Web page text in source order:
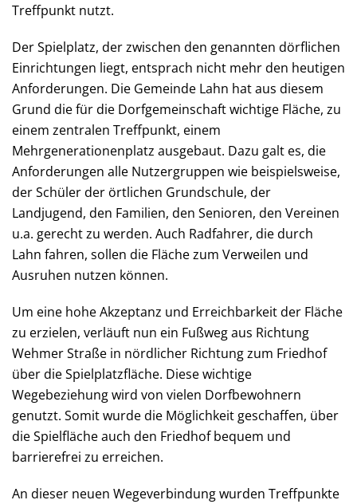
Treffpunkt nutzt.
Der Spielplatz, der zwischen den genannten dörflichen
Einrichtungen liegt, entsprach nicht mehr den heutigen
Anforderungen. Die Gemeinde Lahn hat aus diesem
Grund die für die Dorfgemeinschaft wichtige Fläche, zu
einem zentralen Treffpunkt, einem
Mehrgenerationenplatz ausgebaut. Dazu galt es, die
Anforderungen alle Nutzergruppen wie beispielsweise,
der Schüler der örtlichen Grundschule, der
Landjugend, den Familien, den Senioren, den Vereinen
u.a. gerecht zu werden. Auch Radfahrer, die durch
Lahn fahren, sollen die Fläche zum Verweilen und
Ausruhen nutzen können.
Um eine hohe Akzeptanz und Erreichbarkeit der Fläche
zu erzielen, verläuft nun ein Fußweg aus Richtung
Wehmer Straße in nördlicher Richtung zum Friedhof
über die Spielplatzfläche. Diese wichtige
Wegebeziehung wird von vielen Dorfbewohnern
genutzt. Somit wurde die Möglichkeit geschaffen, über
die Spielfläche auch den Friedhof bequem und
barrierefrei zu erreichen.
An dieser neuen Wegeverbindung wurden Treffpunkte